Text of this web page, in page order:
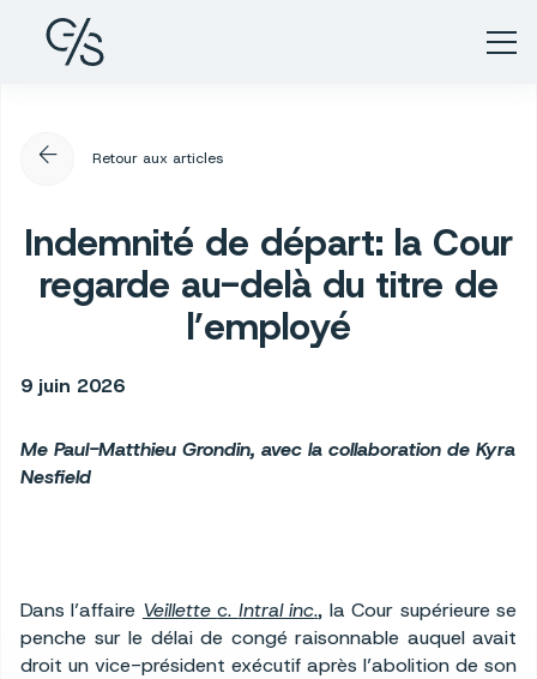
arrow_back Retour aux articles
Indemnité de départ: la Cour
regarde au-delà du titre de
l’employé
9 juin 2026
Me Paul-Matthieu Grondin, avec la collaboration de Kyra
Nesfield
Dans l’affaire Veillettec. Intral inc., la Cour supérieure se
penche sur le délai de congé raisonnable auquel avait
droit un vice-président exécutif après l’abolition de son